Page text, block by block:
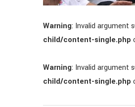
Warning: Invalid argument
child/content-single.php
Warning: Invalid argument
child/content-single.php